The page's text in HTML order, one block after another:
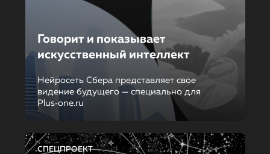
Говорит и показывает
искусственный интеллект
Нейросеть Сбера представляет свое
видение будущего — специально для
Plus‑one.ru
СПЕЦПРОЕКТ